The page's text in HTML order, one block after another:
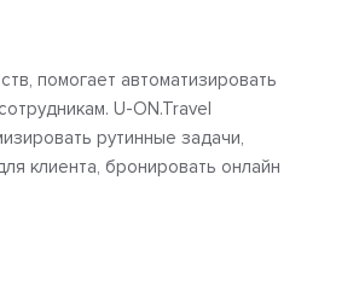
помогает автоматизировать
U-ON.Travel
рутинные задачи,
клиента, бронировать онлайн